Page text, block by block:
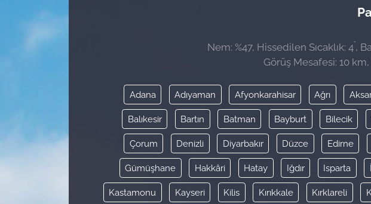
Nem: %47, Hissedilen Sıcaklık: 4°,
Görüş Mesafesi: 10 km,
Adana Adıyaman Afyonkarahisar Ağrı
Balıkesir Bartın Batman Bayburt Bilecik
Çorum Denizli Diyarbakır Düzce Edirne
Gümüşhane Hakkâri Hatay Iğdır Isparta
Kastamonu Kayseri Kilis Kırıkkale Kırklareli
Sağlık